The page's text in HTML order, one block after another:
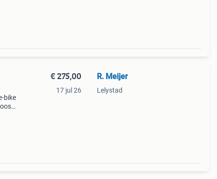
bike
€ 275,00
17 jul 26
R. Meijer
Lelystad